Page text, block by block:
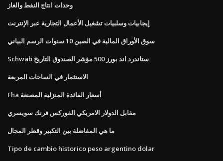
وحدات انتاج النفط والغاز
إيجابيات وسلبيات تشغيل الأعمال التجارية عبر الإنترنت
سوق الأوراق المالية في الصين 10 سنوات الرسم البياني
Schwab ستاندرد اند بورز 500 مؤشر الصندوق التاريخ
الاستثمار في الساحات المربعة
Fha أسعار الفائدة المنزلية المصنعة
مقابل الدولار الامريكي الفوركس فرنك سويسري
ما هي المفاضلة بين التكبير وقطر المجال
Tipo de cambio historico peso argentino dolar